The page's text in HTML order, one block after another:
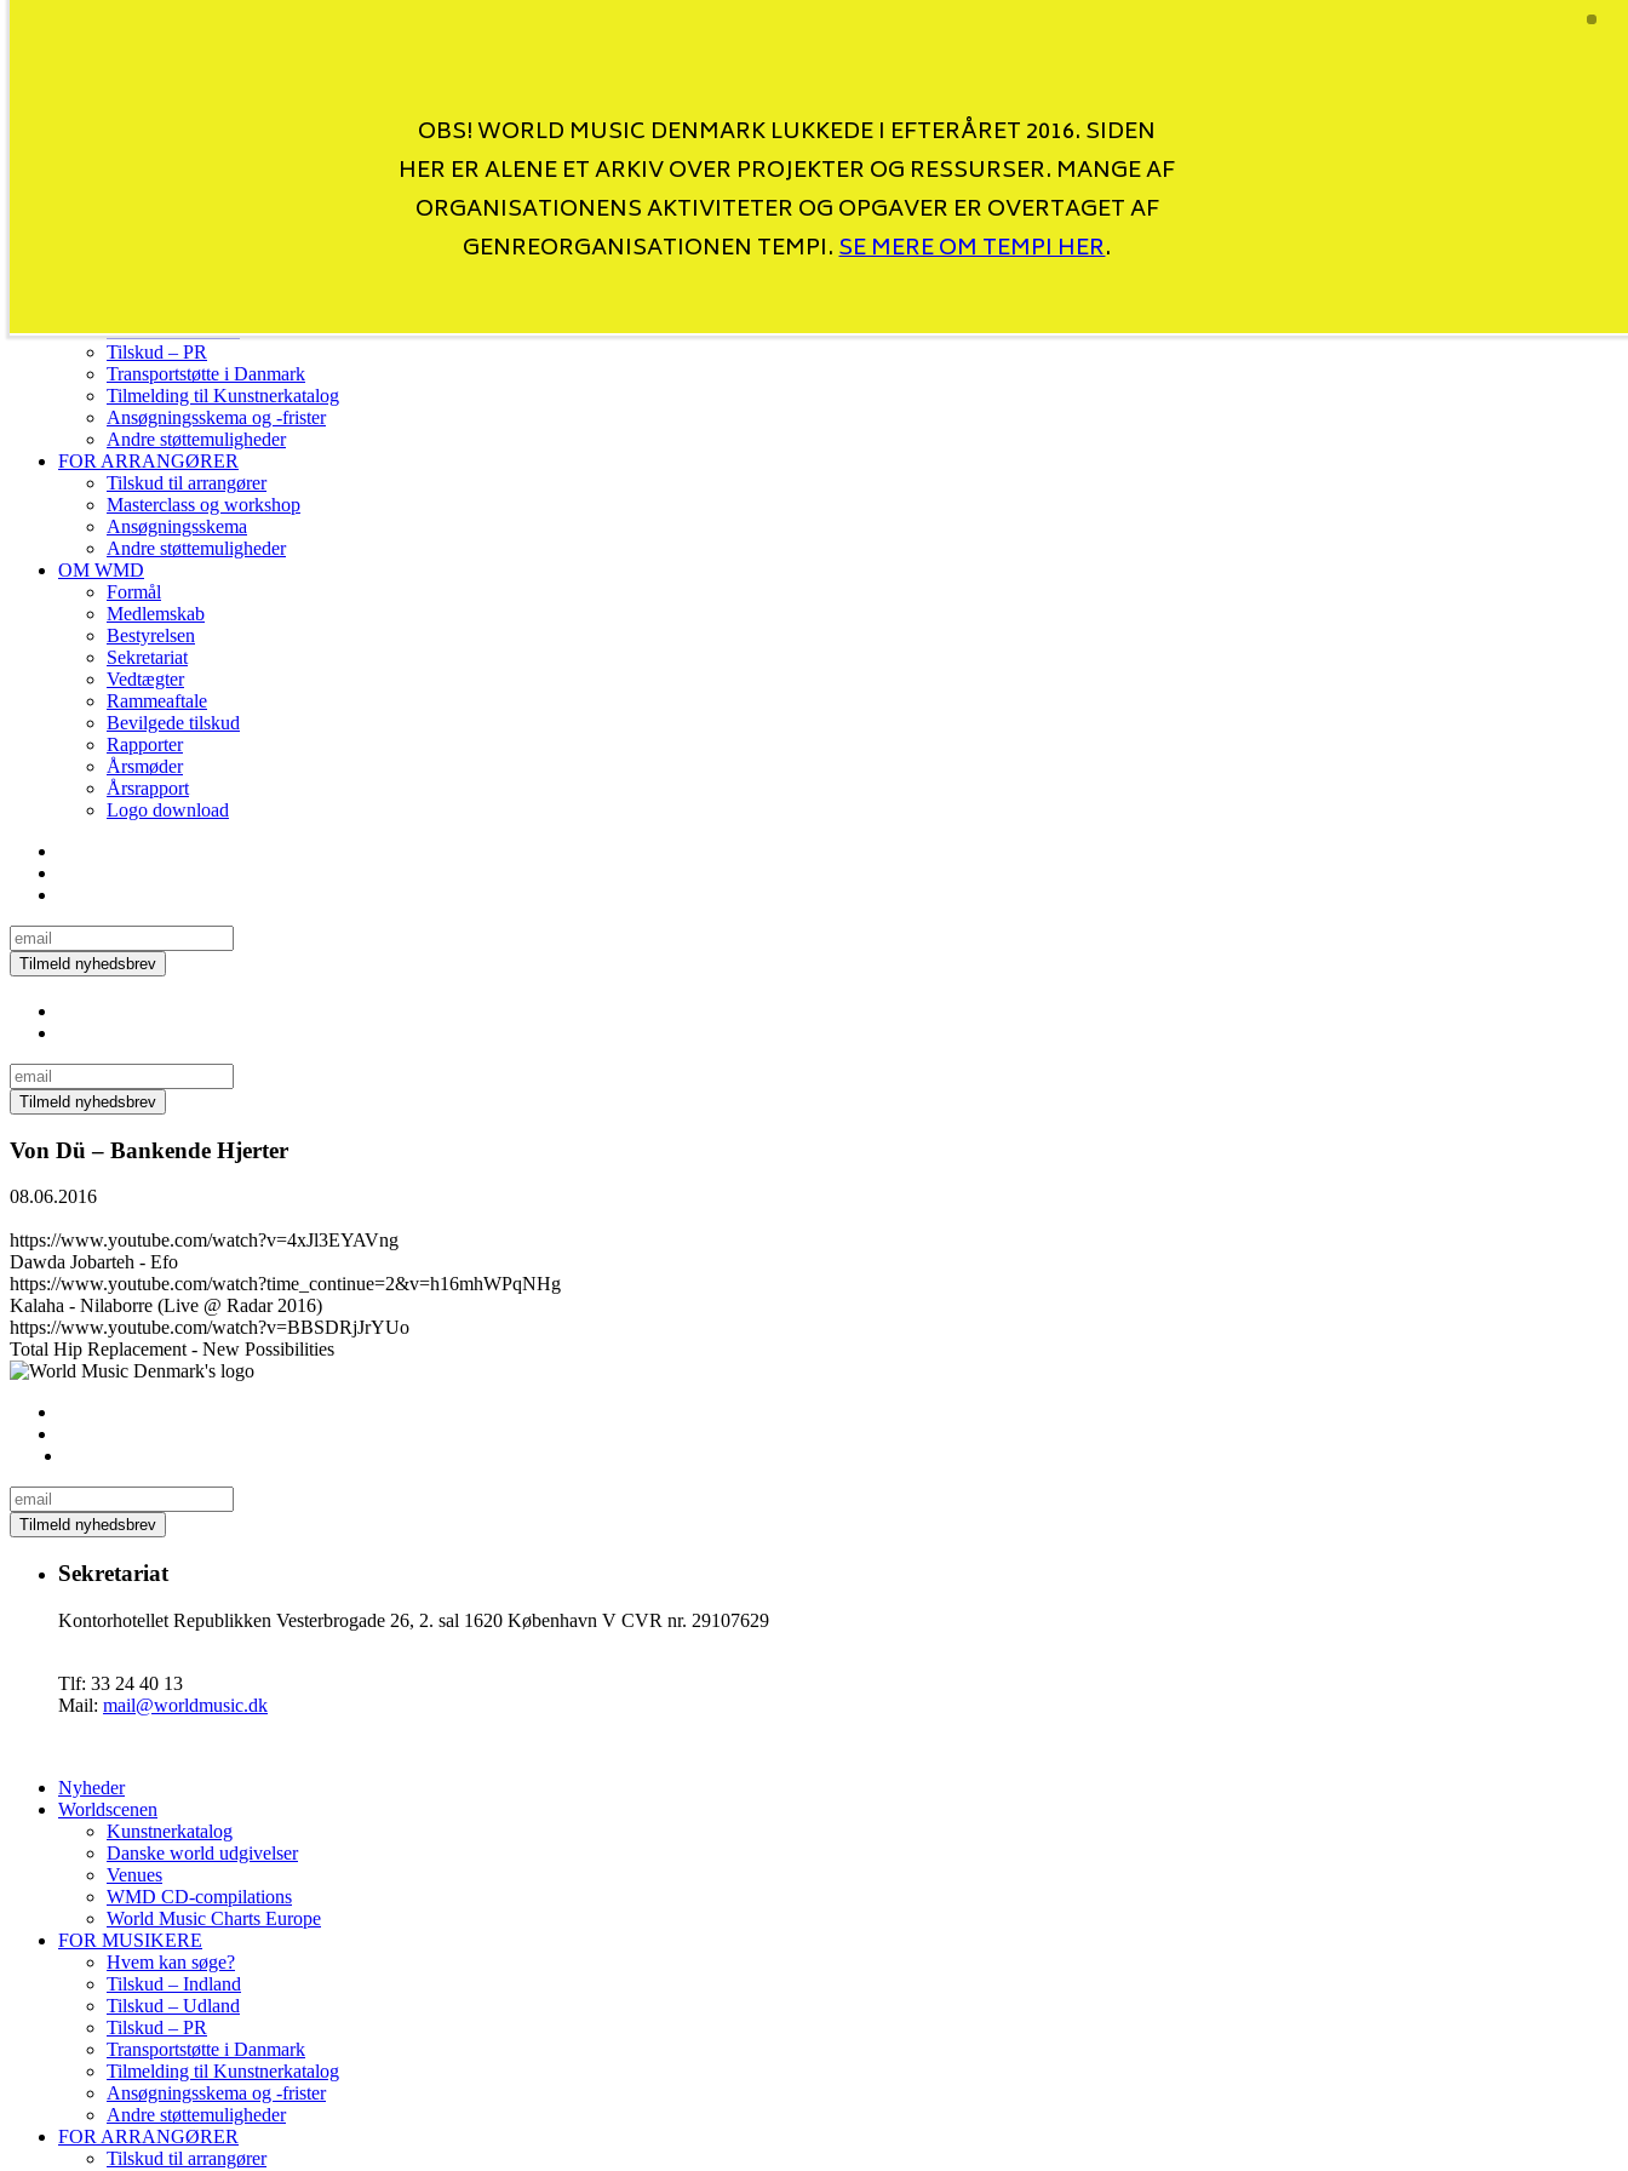
Tilskud – Udland
Tilskud – PR
Transportstøtte i Danmark
Tilmelding til Kunstnerkatalog
Ansøgningsskema og -frister
Andre støttemuligheder
FOR ARRANGØRER
Tilskud til arrangører
Masterclass og workshop
Ansøgningsskema
Andre støttemuligheder
OM WMD
Formål
Medlemskab
Bestyrelsen
Sekretariat
Vedtægter
Rammeaftale
Bevilgede tilskud
Rapporter
Årsmøder
Årsrapport
Logo download
Von Dü – Bankende Hjerter
08.06.2016
https://www.youtube.com/watch?v=4xJl3EYAVng
Dawda Jobarteh - Efo
https://www.youtube.com/watch?time_continue=2&v=h16mhWPqNHg
Kalaha - Nilaborre (Live @ Radar 2016)
https://www.youtube.com/watch?v=BBSDRjJrYUo
Total Hip Replacement - New Possibilities
Sekretariat
Kontorhotellet Republikken Vesterbrogade 26, 2. sal 1620 København V CVR nr. 29107629
Tlf: 33 24 40 13
Mail: mail@worldmusic.dk
Nyheder
Worldscenen
Kunstnerkatalog
Danske world udgivelser
Venues
WMD CD-compilations
World Music Charts Europe
FOR MUSIKERE
Hvem kan søge?
Tilskud – Indland
Tilskud – Udland
Tilskud – PR
Transportstøtte i Danmark
Tilmelding til Kunstnerkatalog
Ansøgningsskema og -frister
Andre støttemuligheder
FOR ARRANGØRER
Tilskud til arrangører
OBS! WORLD MUSIC DENMARK LUKKEDE I EFTERÅRET 2016. SIDEN
HER ER ALENE ET ARKIV OVER PROJEKTER OG RESSURSER. MANGE AF
ORGANISATIONENS AKTIVITETER OG OPGAVER ER OVERTAGET AF
GENREORGANISATIONEN TEMPI.SE MERE OM TEMPI HER.